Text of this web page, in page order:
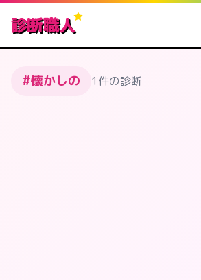
診断職人
#懐かしの 1件の診断